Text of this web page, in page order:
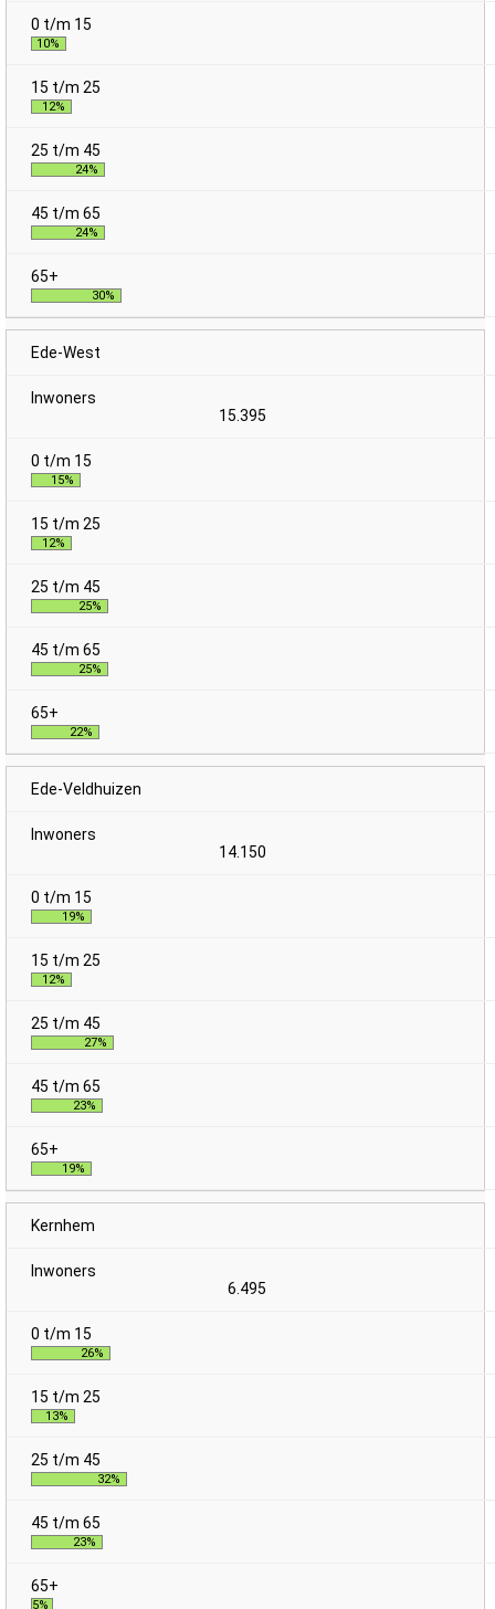
10%
12%
24%
24%
30%
Ede-West
15.395
15%
12%
25%
25%
22%
Ede-Veldhuizen
14.150
19%
12%
27%
23%
19%
Kernhem
6.495
26%
13%
32%
23%
5%